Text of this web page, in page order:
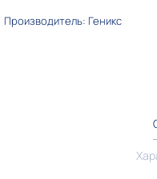
Производитель: Геникс